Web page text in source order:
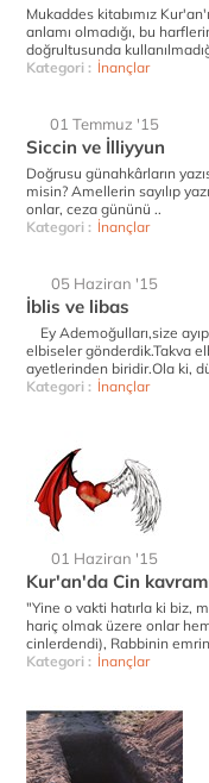
Mukaddes kitabımız
anlamı olmadığı, bu
doğrultusunda
Kategori : İnançlar
01 Temmuz '15
Siccin ve İlliyyun
Doğrusu günahkârların
misin? Amellerin sayılıp
onlar, ceza gününü ..
Kategori : İnançlar
05 Haziran '15
İblis ve libas
Ey Ademoğulları,size
elbiseler gönderdik.Takva
ayetlerinden biridir.Ola ki,
Kategori : İnançlar
01 Haziran '15
Kur'an'da Cin
"Yine o vakti hatırla ki biz,
hariç olmak üzere onlar
cinlerdendi), Rabbinin
Kategori : İnançlar